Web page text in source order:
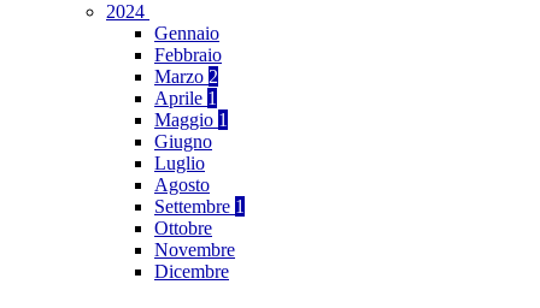
2024
Gennaio
Febbraio
Marzo 2
Aprile 1
Maggio 1
Giugno
Luglio
Agosto
Settembre 1
Ottobre
Novembre
Dicembre